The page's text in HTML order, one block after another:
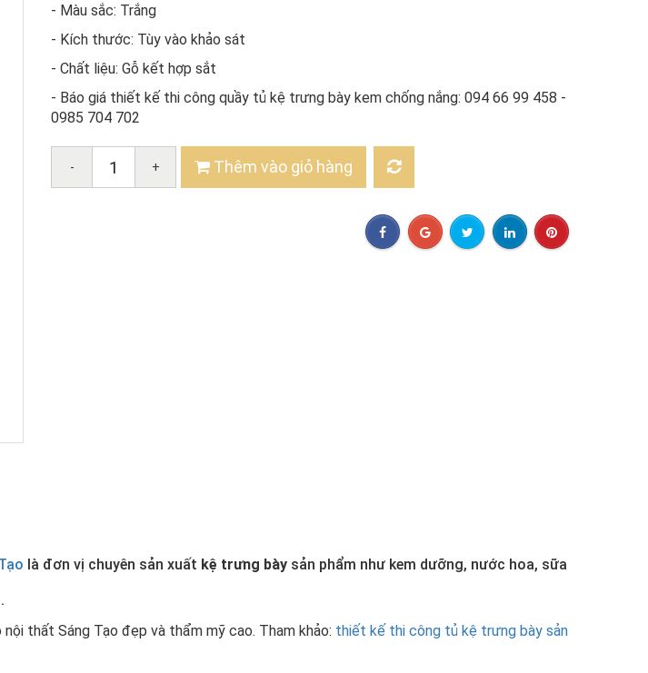
- Màu sắc: Trắng
- Kích thước: Tùy vào khảo sát
- Chất liệu: Gỗ kết hợp sắt
- Báo giá thiết kế thi công quầy tủ kệ trưng bày kem chống nắng: 094 66 99 458 -
0985 704 702
- + Thêm vào giỏ hàng
là đơn vị chuyên sản xuất kệ trưng bày sản phẩm như kem dưỡng, nước hoa, sữa
thất Sáng Tạo đẹp và thẩm mỹ cao. Tham khảo: thiết kế thi công tủ kệ trưng bày sản